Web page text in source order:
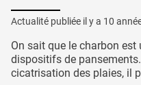
Actualité publiée il y a 10
On sait que le charbon
dispositifs de
cicatrisation des plaies, il